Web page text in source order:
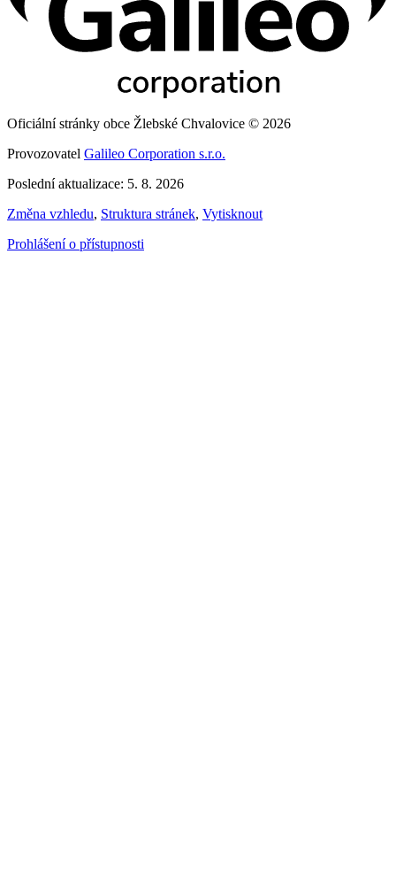
Oficiální stránky obce Žlebské Chvalovice © 2026
Provozovatel Galileo Corporation s.r.o.
Poslední aktualizace: 5. 8. 2026
Změna vzhledu, Struktura stránek, Vytisknout
Prohlášení o přístupnosti